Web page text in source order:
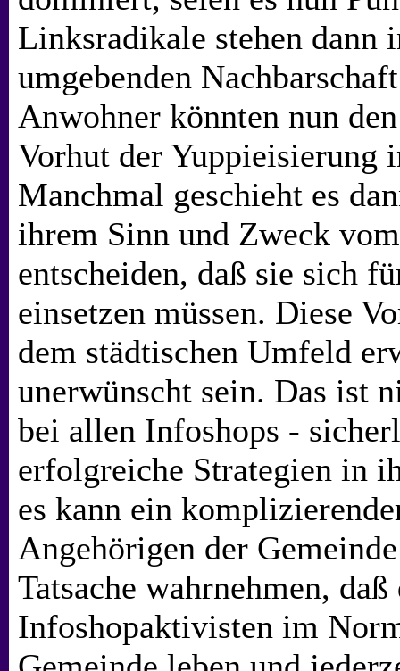
Linksradikale stehen dann
umgebenden
Anwohner könnten nun
Vorhut der Yuppieisierung
Manchmal geschieht es
ihrem Sinn und Zweck
entscheiden, daß sie sich
einsetzen müssen. Diese
dem städtischen Umfeld
unerwünscht sein. Das ist
bei allen Infoshops -
erfolgreiche Strategien in
es kann ein
Angehörigen der
Tatsache wahrnehmen,
Infoshopaktivisten im